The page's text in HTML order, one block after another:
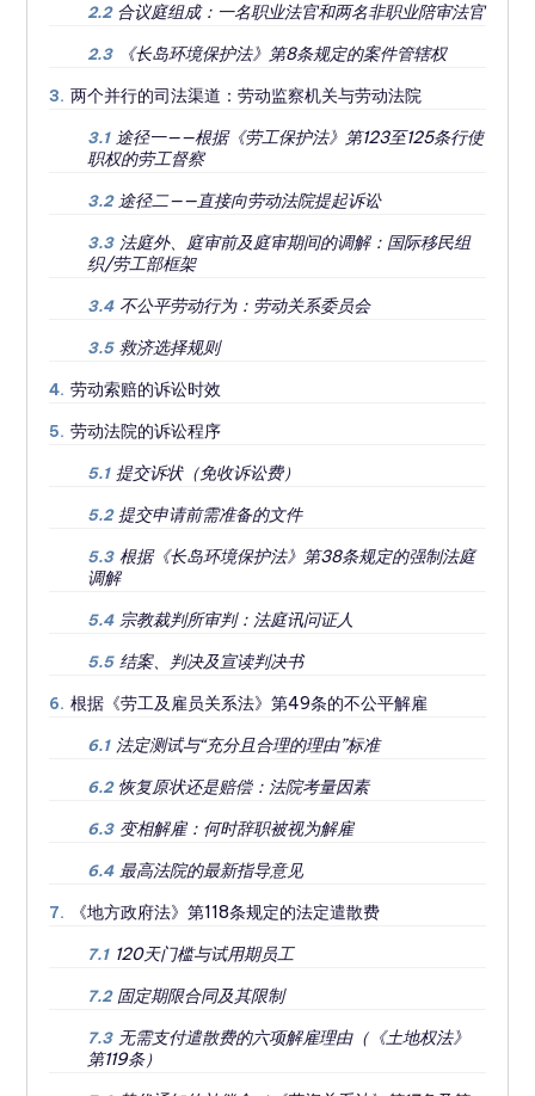
2.2 合议庭组成：一名职业法官和两名非职业陪审法官
2.3 《长岛环境保护法》第8条规定的案件管辖权
3. 两个并行的司法渠道：劳动监察机关与劳动法院
3.1 途径一——根据《劳工保护法》第123至125条行使
职权的劳工督察
3.2 途径二——直接向劳动法院提起诉讼
3.3 法庭外、庭审前及庭审期间的调解：国际移民组
织/劳工部框架
3.4 不公平劳动行为：劳动关系委员会
3.5 救济选择规则
4. 劳动索赔的诉讼时效
5. 劳动法院的诉讼程序
5.1 提交诉状（免收诉讼费）
5.2 提交申请前需准备的文件
5.3 根据《长岛环境保护法》第38条规定的强制法庭
调解
5.4 宗教裁判所审判：法庭讯问证人
5.5 结案、判决及宣读判决书
6. 根据《劳工及雇员关系法》第49条的不公平解雇
6.1 法定测试与“充分且合理的理由”标准
6.2 恢复原状还是赔偿：法院考量因素
6.3 变相解雇：何时辞职被视为解雇
6.4 最高法院的最新指导意见
7. 《地方政府法》第118条规定的法定遣散费
7.1 120天门槛与试用期员工
7.2 固定期限合同及其限制
7.3 无需支付遣散费的六项解雇理由（《土地权法》
第119条）